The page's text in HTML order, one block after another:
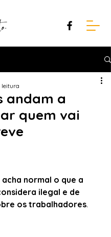
andam a
quem vai
leitura
NaN de 5 estrelas.
normal o que a
ilegal e de
os trabalhadores.